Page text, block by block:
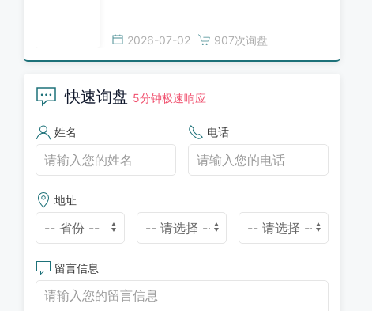
2026-07-02 907次询盘
快速询盘 5分钟极速响应
姓名 电话
地址
留言信息